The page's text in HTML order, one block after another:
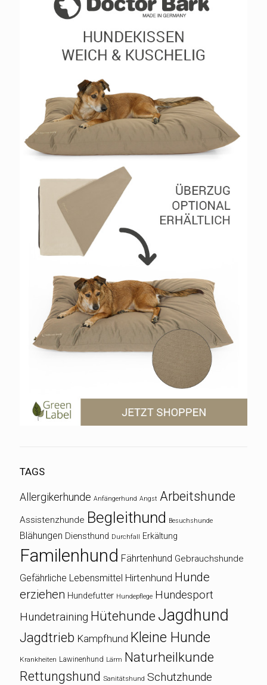
TAGS
Allergikerhunde Anfängerhund Angst Arbeitshunde
Assistenzhunde Begleithund Besuchshunde
Blähungen Diensthund Durchfall Erkältung
Familenhund Fährtenhund Gebrauchshunde
Gefährliche Lebensmittel Hirtenhund Hunde
erziehen Hundefutter Hundepflege Hundesport
Hundetraining Hütehunde Jagdhund
Jagdtrieb Kampfhund Kleine Hunde
Krankheiten Lawinenhund Lärm Naturheilkunde
Rettungshund Sanitätshund Schutzhunde